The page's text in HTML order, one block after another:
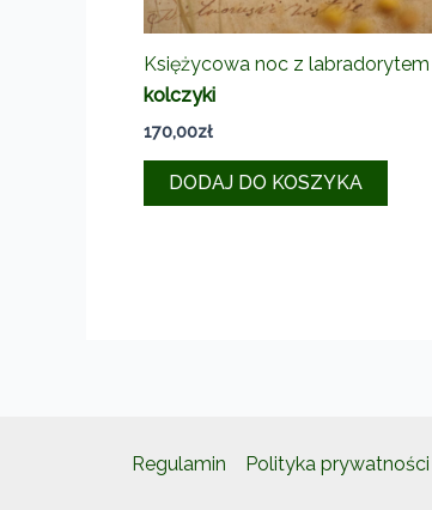
Księżycowa noc z labradorytem
kolczyki
170,00zł
DODAJ DO KOSZYKA
Regulamin Polityka